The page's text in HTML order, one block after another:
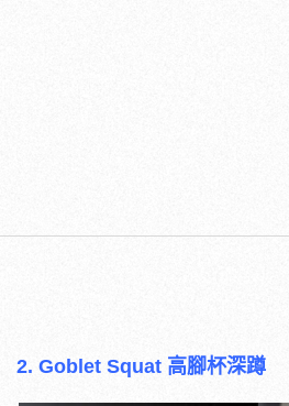
2. Goblet Squat 高腳杯深蹲